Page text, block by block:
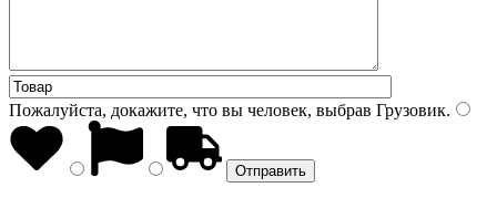
Пожалуйста, докажите, что вы человек, выбрав Грузовик.